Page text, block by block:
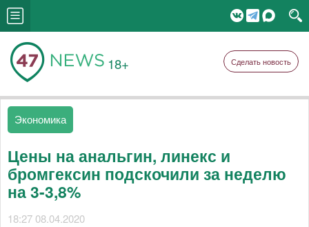
18+ Сделать новость
Экономика
Цены на анальгин, линекс и
бромгексин подскочили за неделю
на 3-3,8%
18:27 08.04.2020